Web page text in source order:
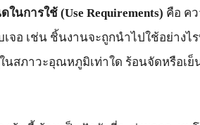
นการใช้ (Use Requirements) คือ ค
เจอ เช่น ชิ้นงานจะถูกนำไปใช้อย่างไ
นสภาวะอุณหภูมิเท่าใด ร้อนจัดหรือเ